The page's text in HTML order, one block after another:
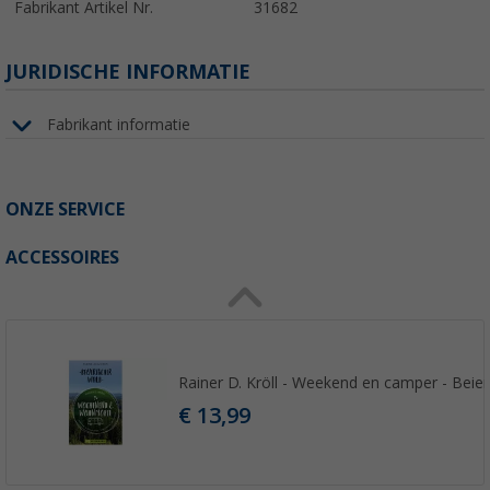
Fabrikant Artikel Nr. 31682
JURIDISCHE INFORMATIE
Fabrikant informatie
ONZE SERVICE
ACCESSOIRES
Rainer D. Kröll - Weekend en camper -
€ 13,99